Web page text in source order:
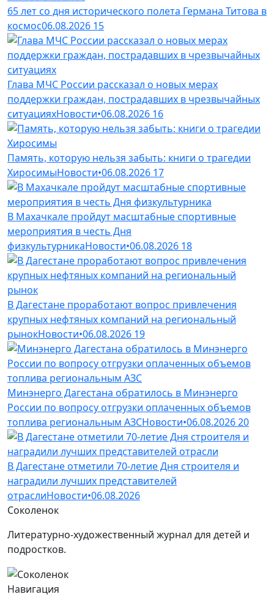
65 лет со дня исторического полета Германа Титова в
космос06.08.2026 15
Глава МЧС России рассказал о новых мерах
поддержки граждан, пострадавших в чрезвычайных
ситуацияхНовости•06.08.2026 16
Память, которую нельзя забыть: книги о трагедии
ХиросимыНовости•06.08.2026 17
В Махачкале пройдут масштабные спортивные
мероприятия в честь Дня
физкультурникаНовости•06.08.2026 18
В Дагестане проработают вопрос привлечения
крупных нефтяных компаний на региональный
рынокНовости•06.08.2026 19
Минэнерго Дагестана обратилось в Минэнерго
России по вопросу отгрузки оплаченных объемов
топлива региональным АЗСНовости•06.08.202620
В Дагестане отметили 70-летие Дня строителя и
наградили лучших представителей
отраслиНовости•06.08.2026
Соколенок
Литературно-художественный журнал для детей и
подростков.
Навигация